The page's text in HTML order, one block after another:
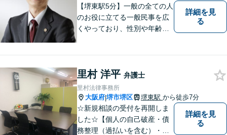
【堺東駅5分】一般の全ての人
のお役に立てる一般民事を広
くやっており、性別や年齢を
摯に寄り添い、困難な問題に
も粘り強く対峙して、信頼を
積み重ねていきたいと考えて
います。
詳細を見
る
里村 洋平 弁護士
里村法律事務所
大阪府|堺市堺区 堺東駅 から徒歩7分
☆新規相談の受付を再開しま
した☆【個人の自己破産・債
務整理（過払いを含む）・法
詳細を見
る